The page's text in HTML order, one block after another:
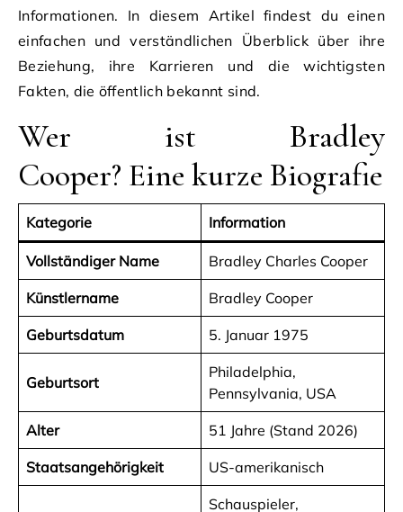
Informationen. In diesem Artikel findest du einen
einfachen und verständlichen Überblick über ihre
Beziehung, ihre Karrieren und die wichtigsten
Fakten, die öffentlich bekannt sind.
Wer ist Bradley
Cooper? Eine kurze Biografie
Kategorie Information
Vollständiger Name Bradley Charles Cooper
Künstlername Bradley Cooper
Geburtsdatum 5. Januar 1975
Geburtsort
Philadelphia,
Pennsylvania, USA
Alter 51 Jahre (Stand 2026)
Staatsangehörigkeit US-amerikanisch
Schauspieler,